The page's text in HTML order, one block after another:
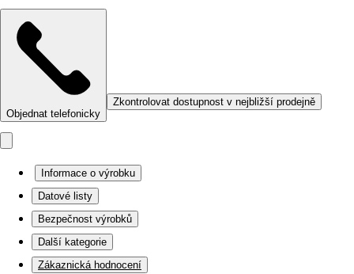
Objednat telefonicky
Zkontrolovat dostupnost v nejbližší prodejně
Informace o výrobku
Datové listy
Bezpečnost výrobků
Další kategorie
Zákaznická hodnocení